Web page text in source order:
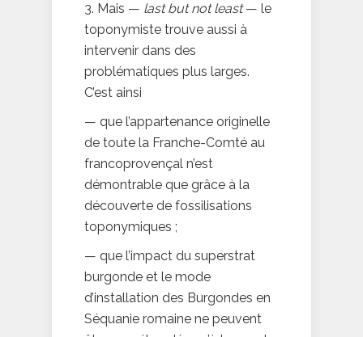
3. Mais — last but not least— le
toponymiste trouve aussi à
intervenir dans des
problématiques plus larges.
C’est ainsi
— que l’appartenance originelle
de toute la Franche-Comté au
francoprovençal n’est
démontrable que grâce à la
découverte de fossilisations
toponymiques ;
— que l’impact du superstrat
burgonde et le mode
d’installation des Burgondes en
Séquanie romaine ne peuvent